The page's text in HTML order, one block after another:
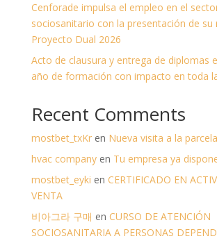
Cenforade impulsa el empleo en el
sociosanitario con la presentación de su
Proyecto Dual 2026
Acto de clausura y entrega de diplomas
año de formación con impacto en toda
Recent Comments
mostbet_txKren Nueva visita a la parcela
hvac companyen Tu empresa ya
mostbet_eyki en CERTIFICADO EN
VENTA
비아그라 구매 en CURSO DE ATENCIÓN
SOCIOSANITARIA A PERSONAS